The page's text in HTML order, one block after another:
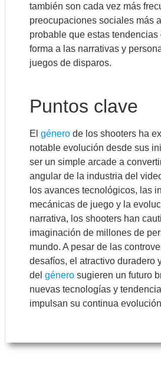
también son cada vez más
preocupaciones sociales más
probable que estas
forma a las narrativas y
juegos de disparos.
Puntos clave
El género de los shooters ha
notable evolución desde sus
ser un simple arcade a
angular de la industria del
los avances tecnológicos, las
mecánicas de juego y la
narrativa, los shooters han
imaginación de millones de
mundo. A pesar de las
desafíos, el atractivo duradero
del género sugieren un futuro
nuevas tecnologías y
impulsan su continua